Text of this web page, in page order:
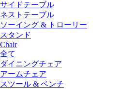
サイドテーブル
ネストテーブル
ソーイング & トローリー
スタンド
Chair
全て
ダイニングチェア
アームチェア
スツール & ベンチ